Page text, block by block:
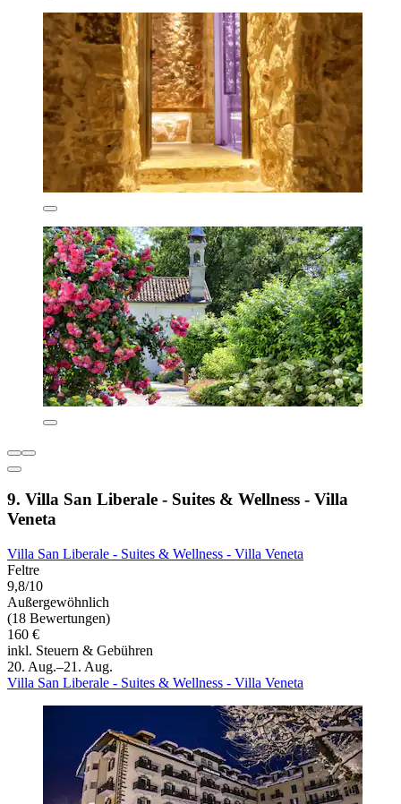
9. Villa San Liberale - Suites & Wellness - Villa
Veneta
Villa San Liberale - Suites & Wellness - Villa Veneta
Feltre
9,8/10
Außergewöhnlich
(18 Bewertungen)
160 €
inkl. Steuern & Gebühren
20. Aug.–21. Aug.
Villa San Liberale - Suites & Wellness - Villa Veneta